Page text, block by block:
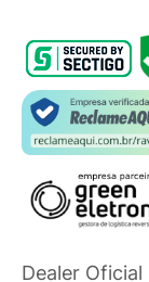
Dealer Oficial